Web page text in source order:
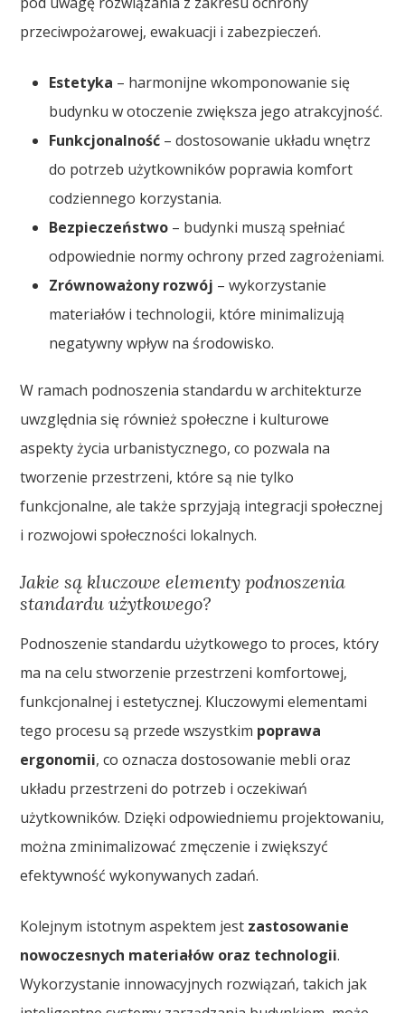
przeciwpożarowej, ewakuacji i zabezpieczeń.
Estetyka – harmonijne wkomponowanie się
budynku w otoczenie zwiększa jego atrakcyjność.
Funkcjonalność – dostosowanie układu wnętrz
do potrzeb użytkowników poprawia komfort
codziennego korzystania.
Bezpieczeństwo – budynki muszą spełniać
odpowiednie normy ochrony przed zagrożeniami.
Zrównoważony rozwój – wykorzystanie
materiałów i technologii, które minimalizują
negatywny wpływ na środowisko.
W ramach podnoszenia standardu w architekturze
uwzględnia się również społeczne i kulturowe
aspekty życia urbanistycznego, co pozwala na
tworzenie przestrzeni, które są nie tylko
funkcjonalne, ale także sprzyjają integracji społecznej
i rozwojowi społeczności lokalnych.
Jakie są kluczowe elementy podnoszenia
standardu użytkowego?
Podnoszenie standardu użytkowego to proces, który
ma na celu stworzenie przestrzeni komfortowej,
funkcjonalnej i estetycznej. Kluczowymi elementami
tego procesu są przede wszystkim poprawa
ergonomii, co oznacza dostosowanie mebli oraz
układu przestrzeni do potrzeb i oczekiwań
użytkowników. Dzięki odpowiedniemu projektowaniu,
można zminimalizować zmęczenie i zwiększyć
efektywność wykonywanych zadań.
Kolejnym istotnym aspektem jest zastosowanie
nowoczesnych materiałów oraz technologii.
Wykorzystanie innowacyjnych rozwiązań, takich jak